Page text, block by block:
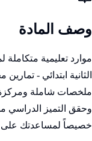
وصف المادة
موارد تعليمية متكاملة
الثانية ابتدائي -
ملخصات شاملة
وحقق التميز الدراسي
خصيصاً لمساعدتك على